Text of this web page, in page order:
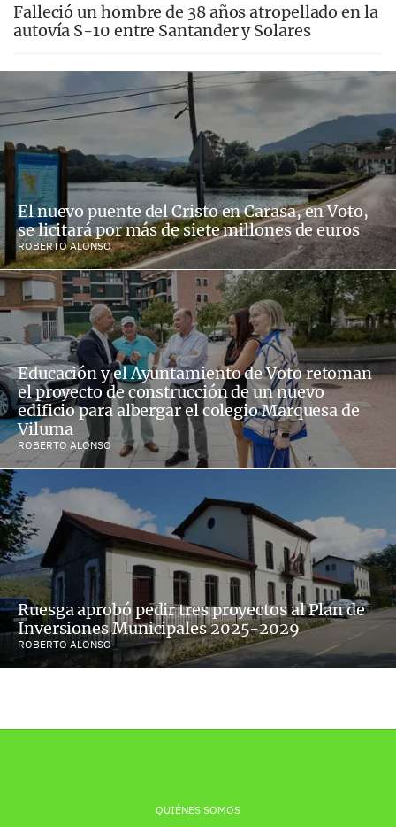
Falleció un hombre de 38 años atropellado en la
autovía S-10 entre Santander y Solares
El nuevo puente del Cristo en Carasa, en Voto,
se licitará por más de siete millones de euros
ROBERTO ALONSO
Educación y el Ayuntamiento de Voto retoman
el proyecto de construcción de un nuevo
edificio para albergar el colegio Marquesa de
Viluma
ROBERTO ALONSO
Ruesga aprobó pedir tres proyectos al Plan de
Inversiones Municipales 2025-2029
ROBERTO ALONSO
QUIÉNES SOMOS